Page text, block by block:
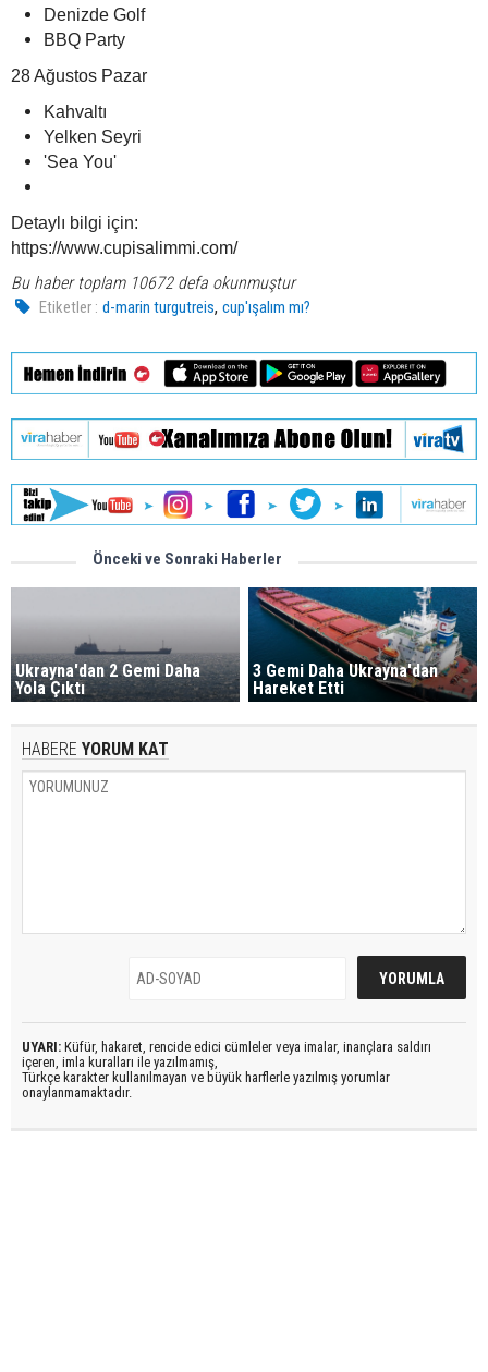
Denizde Golf
BBQ Party
28 Ağustos Pazar
Kahvaltı
Yelken Seyri
'Sea You'
Detaylı bilgi için:
https://www.cupisalimmi.com/
Bu haber toplam 10672 defa okunmuştur
Etiketler : d-marin turgutreis,cup'ışalım mı?
Önceki ve Sonraki Haberler
Ukrayna'dan 2 Gemi Daha
Yola Çıktı
3 Gemi Daha Ukrayna'dan
Hareket Etti
HABERE YORUM KAT
UYARI: Küfür, hakaret, rencide edici cümleler veya imalar, inançlara saldırı
içeren, imla kuralları ile yazılmamış,
Türkçe karakter kullanılmayan ve büyük harflerle yazılmış yorumlar
onaylanmamaktadır.